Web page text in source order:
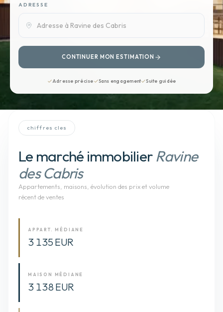
ADRESSE
CONTINUER MON ESTIMATION
Adresse précise Sans engagement Suite guidée
chiffres cles
Le marché immobilierRavine
des Cabris
Appartements, maisons , évolution des prix et volume
récent de ventes
APPART. MÉDIANE
3 135 EUR
MAISON MÉDIANE
3 138 EUR